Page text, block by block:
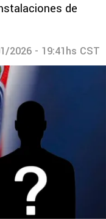
de
2026 - 19:41hs CST